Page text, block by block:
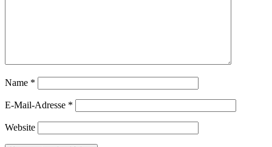
Name *
E-Mail-Adresse *
Website